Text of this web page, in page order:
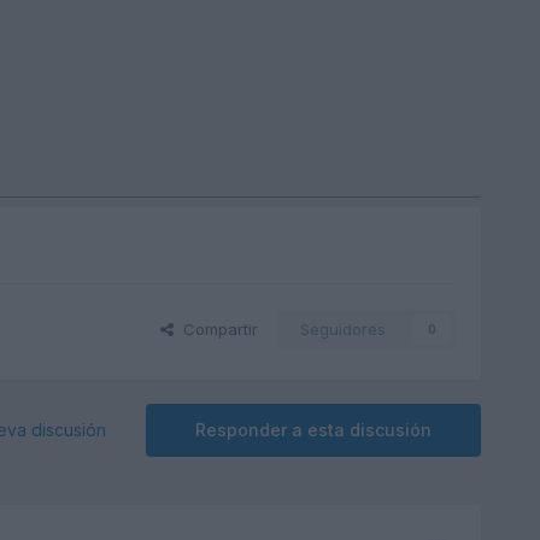
Compartir Seguidores 0
Responder a esta discusión
discusión